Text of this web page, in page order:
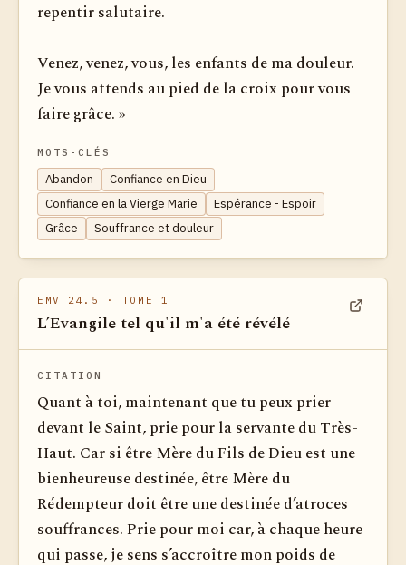
repentir salutaire.
Venez, venez, vous, les enfants de ma douleur.
Je vous attends au pied de la croix pour vous
faire grâce. »
MOTS-CLÉS
Abandon
Confiance en Dieu
Confiance en la Vierge Marie
Espérance - Espoir
Grâce
Souffrance et douleur
EMV 24.5 · TOME 1
L’Evangile tel qu'il m'a été révélé
CITATION
Quant à toi, maintenant que tu peux prier
devant le Saint, prie pour la servante du Très-
Haut. Car si être Mère du Fils de Dieu est une
bienheureuse destinée, être Mère du
Rédempteur doit être une destinée d’atroces
souffrances. Prie pour moi car, à chaque heure
qui passe, je sens s’accroître mon poids de